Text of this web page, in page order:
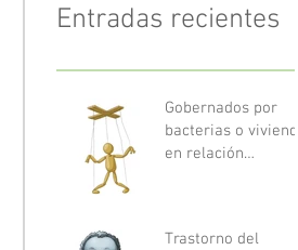
Entradas recientes
Gobernados por
bacterias o viviendo
en relación
Trastorno del